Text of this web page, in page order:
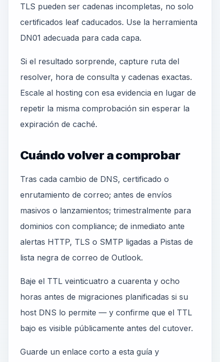
TLS pueden ser cadenas incompletas, no solo
certificados leaf caducados. Use la herramienta
DN01 adecuada para cada capa.
Si el resultado sorprende, capture ruta del
resolver, hora de consulta y cadenas exactas.
Escale al hosting con esa evidencia en lugar de
repetir la misma comprobación sin esperar la
expiración de caché.
Cuándo volver a comprobar
Tras cada cambio de DNS, certificado o
enrutamiento de correo; antes de envíos
masivos o lanzamientos; trimestralmente para
dominios con compliance; de inmediato ante
alertas HTTP, TLS o SMTP ligadas a Pistas de
lista negra de correo de Outlook.
Baje el TTL veinticuatro a cuarenta y ocho
horas antes de migraciones planificadas si su
host DNS lo permite — y confirme que el TTL
bajo es visible públicamente antes del cutover.
Guarde un enlace corto a esta guía y